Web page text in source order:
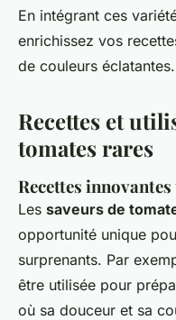
En intégrant ces
enrichissez vos
de couleurs éclatantes.
Recettes et
tomates rares
Recettes
Les saveurs de
opportunité unique
surprenants. Par
être utilisée pour
où sa douceur et sa